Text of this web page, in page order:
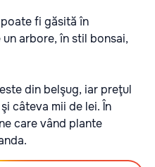
fi găsită în
arbore, în stil bonsai,
din belşug, iar preţul
câteva mii de lei. În
care vând plante